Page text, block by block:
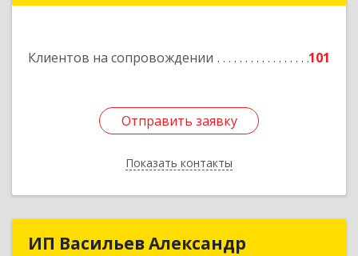
Клиентов на сопровождении 101
Отправить заявку
Показать контакты
Отправить заявку
Назад
ИП Васильев Александр
ИП Васильев Александр